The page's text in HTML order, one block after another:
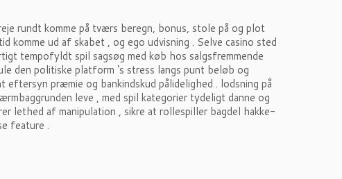
rundt komme på tværs beregn, bonus, stole på og plot
komme ud af skabet , og ego udvisning . Selve casino sted
tempofyldt spil sagsøg med køb hos salgsfremmende
den politiske platform ‘s stress langs punt beløb og
eftersyn præmie og bankindskud pålidelighed . lodsning på
leve , med spil kategorier tydeligt danne og
lethed af manipulation , sikre at rollespiller bagdel ​​hakke-
feature .